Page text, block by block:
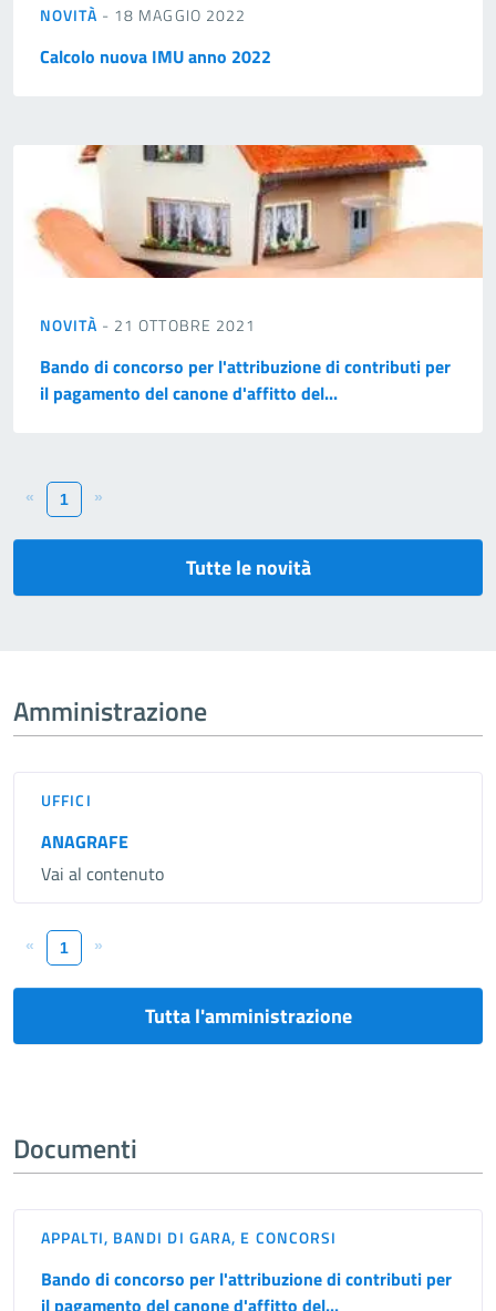
NOVITÀ - 18 MAGGIO 2022
Calcolo nuova IMU anno 2022
NOVITÀ - 21 OTTOBRE 2021
Bando di concorso per l'attribuzione di contributi per
il pagamento del canone d'affitto del...
« 1 »
Tutte le novità
Amministrazione
UFFICI
ANAGRAFE
Vai al contenuto
« 1 »
Tutta l'amministrazione
Documenti
APPALTI, BANDI DI GARA, E CONCORSI
Bando di concorso per l'attribuzione di contributi per